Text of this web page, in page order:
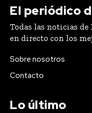
El periódico
Todas las noticias de
en directo con los
Sobre nosotros
Contacto
Lo último